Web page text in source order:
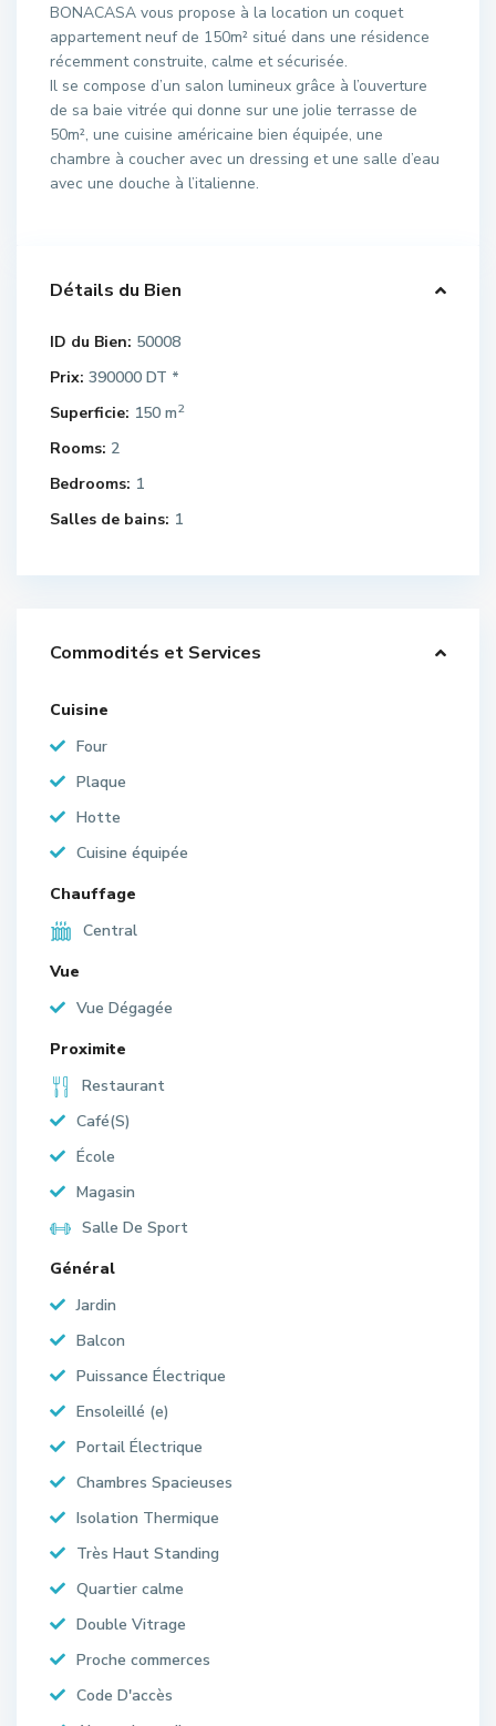
BONACASA vous propose à la location un coquet
appartement neuf de 150m² situé dans une résidence
récemment construite, calme et sécurisée.
Il se compose d’un salon lumineux grâce à l’ouverture
de sa baie vitrée qui donne sur une jolie terrasse de
50m², une cuisine américaine bien équipée, une
chambre à coucher avec un dressing et une salle d’eau
avec une douche à l’italienne.
Détails du Bien
ID du Bien: 50008
Prix: 390000 DT *
Superficie: 150 m2
Rooms: 2
Bedrooms: 1
Salles de bains: 1
Commodités et Services
Cuisine
Four
Plaque
Hotte
Cuisine équipée
Chauffage
Central
Vue
Vue Dégagée
Proximite
Restaurant
Café(S)
École
Magasin
Salle De Sport
Général
Jardin
Balcon
Puissance Électrique
Ensoleillé (e)
Portail Électrique
Chambres Spacieuses
Isolation Thermique
Très Haut Standing
Quartier calme
Double Vitrage
Proche commerces
Code D'accès